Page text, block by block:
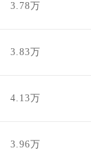
3.78万
3.83万
4.13万
3.96万